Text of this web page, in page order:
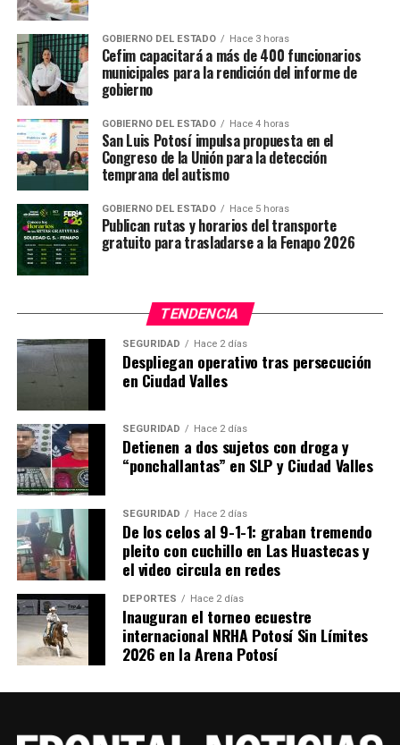
GOBIERNO DEL ESTADO Hace 3 horas
Cefim capacitará a más de 400 funcionarios
municipales para la rendición del informe de
gobierno
GOBIERNO DEL ESTADO Hace 4 horas
San Luis Potosí impulsa propuesta en el
Congreso de la Unión para la detección
temprana del autismo
GOBIERNO DEL ESTADO Hace 5 horas
Publican rutas y horarios del transporte
gratuito para trasladarse a la Fenapo 2026
TENDENCIA
SEGURIDAD Hace 2 días
Despliegan operativo tras persecución
en Ciudad Valles
SEGURIDAD Hace 2 días
Detienen a dos sujetos con droga y
“ponchallantas” en SLP y Ciudad Valles
SEGURIDAD Hace 2 días
De los celos al 9-1-1: graban tremendo
pleito con cuchillo en Las Huastecas y
el video circula en redes
DEPORTES Hace 2 días
Inauguran el torneo ecuestre
internacional NRHA Potosí Sin Límites
2026 en la Arena Potosí